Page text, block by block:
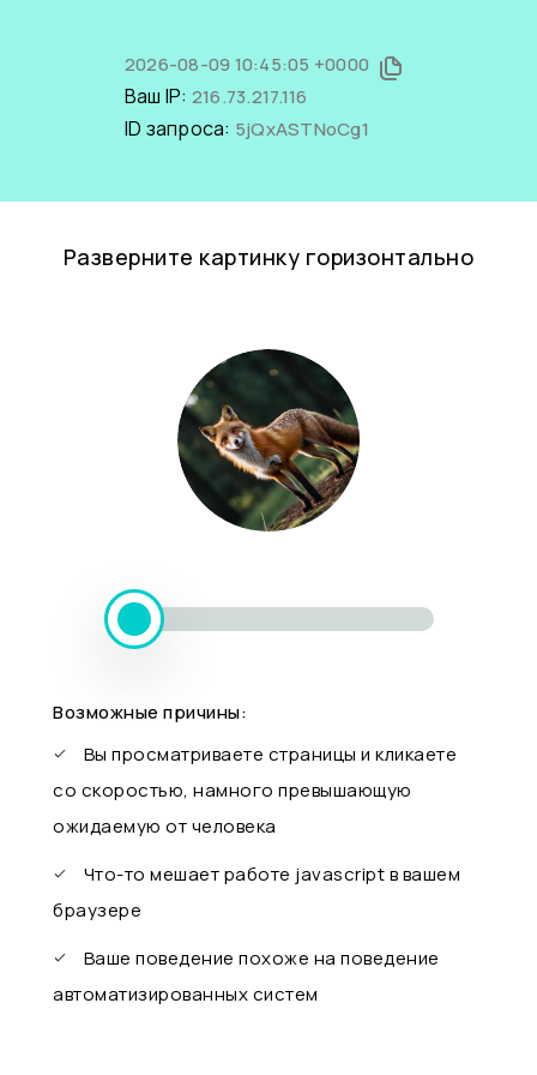
2026-08-09 10:45:05 +0000
Ваш IP: 216.73.217.116
ID запроса: 5jQxASTNoCg1
Разверните картинку горизонтально
Возможные причины:
Вы просматриваете страницы и кликаете
со скоростью, намного превышающую
ожидаемую от человека
Что-то мешает работе javascript в вашем
браузере
Ваше поведение похоже на поведение
автоматизированных систем